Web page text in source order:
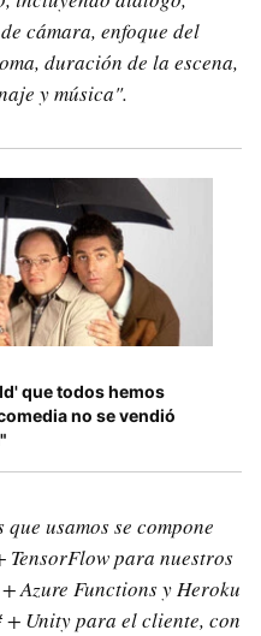
cámara, enfoque del
duración de la escena,
y música".
que todos hemos
no se vendió
usamos se compone
para nuestros
Azure Functions y Heroku
+ Unity para el cliente, con